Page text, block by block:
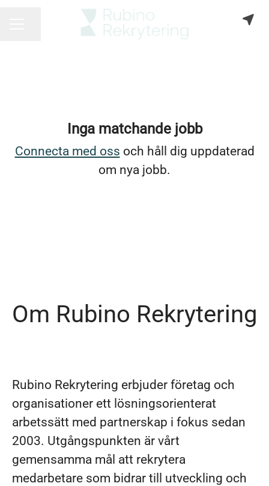
Inga matchande jobb
Connecta med oss och håll dig uppdaterad
om nya jobb.
Om Rubino Rekrytering
Rubino Rekrytering erbjuder företag och
organisationer ett lösningsorienterat
arbetssätt med partnerskap i fokus sedan
2003. Utgångspunkten är vårt
gemensamma mål att rekrytera
medarbetare som bidrar till utveckling och